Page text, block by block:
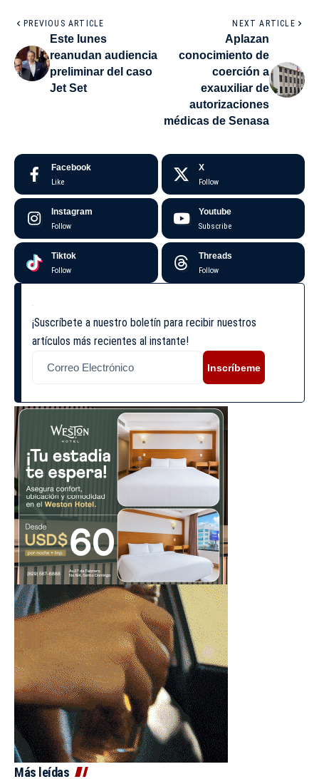
PREVIOUS ARTICLE
Este lunes
reanudan audiencia
preliminar del caso
Jet Set
NEXT ARTICLE
Aplazan
conocimiento de
coerción a
exauxiliar de
autorizaciones
médicas de Senasa
Facebook
Like
X
Follow
Instagram
Follow
Youtube
Subscribe
Tiktok
Follow
Threads
Follow
¡Suscríbete a nuestro boletín para recibir nuestros
artículos más recientes al instante!
Inscríbeme
Más leídas